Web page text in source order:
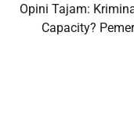
Opini Tajam:
Capacity?